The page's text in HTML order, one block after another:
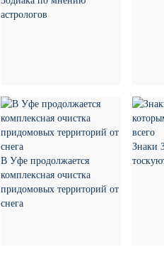
астрологов
В Уфе продолжается
комплексная очистка
придомовых территорий от
снега
Знаки